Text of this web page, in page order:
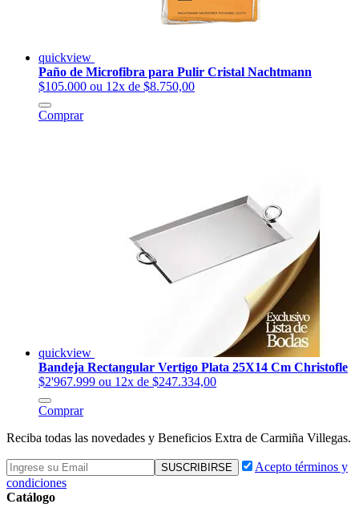
quickview
Paño de Microfibra para Pulir Cristal Nachtmann
$105.000 ou 12x de $8.750,00
Comprar
quickview
Bandeja Rectangular Vertigo Plata 25X14 Cm Christofle
$2'967.999 ou 12x de $247.334,00
Comprar
Reciba todas las novedades y Beneficios Extra de Carmiña Villegas.
Acepto términos y
condiciones
Catálogo